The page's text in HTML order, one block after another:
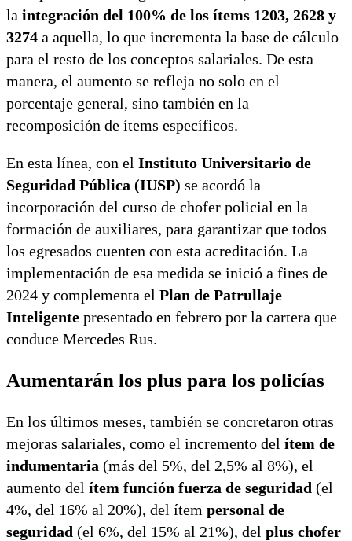
la integración del 100% de los ítems 1203, 2628 y
3274 a aquella, lo que incrementa la base de cálculo
para el resto de los conceptos salariales. De esta
manera, el aumento se refleja no solo en el
porcentaje general, sino también en la
recomposición de ítems específicos.
En esta línea, con el Instituto Universitario de
Seguridad Pública (IUSP) se acordó la
incorporación del curso de chofer policial en la
formación de auxiliares, para garantizar que todos
los egresados cuenten con esta acreditación. La
implementación de esa medida se inició a fines de
2024 y complementa el Plan de Patrullaje
Inteligente presentado en febrero por la cartera que
conduce Mercedes Rus.
Aumentarán los plus para los policías
En los últimos meses, también se concretaron otras
mejoras salariales, como el incremento del ítem de
indumentaria (más del 5%, del 2,5% al 8%), el
aumento del ítem función fuerza de seguridad (el
4%, del 16% al 20%), del ítem personal de
seguridad (el 6%, del 15% al 21%), del plus chofer